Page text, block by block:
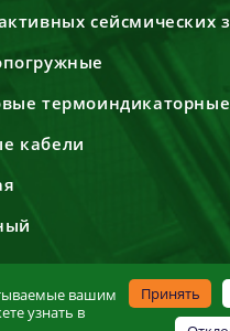
сейсмических
термоиндикаторные
кабели
вашим
узнать в
Принять